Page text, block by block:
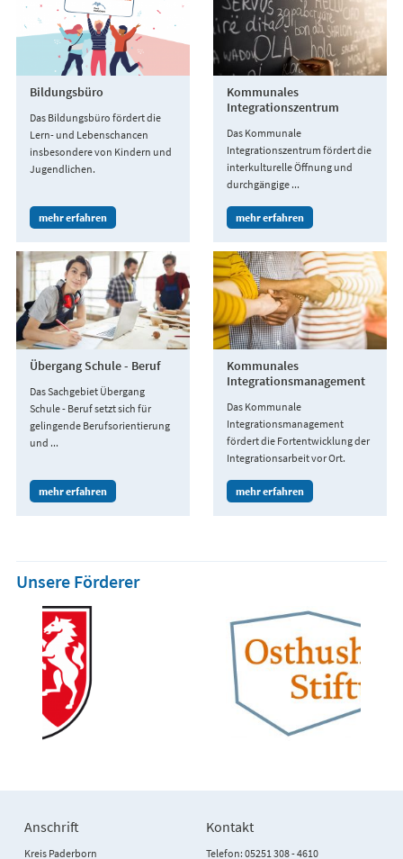
Bildungsbüro
Das Bildungsbüro fördert die
Lern- und Lebenschancen
insbesondere von Kindern und
Jugendlichen.
mehr erfahren
Kommunales
Integrationszentrum
Das Kommunale
Integrationszentrum fördert die
interkulturelle Öffnung und
durchgängige ...
mehr erfahren
Übergang Schule - Beruf
Das Sachgebiet Übergang
Schule - Beruf setzt sich für
gelingende Berufsorientierung
und ...
mehr erfahren
Kommunales
Integrationsmanagement
Das Kommunale
Integrationsmanagement
fördert die Fortentwicklung der
Integrationsarbeit vor Ort.
mehr erfahren
Unsere Förderer
Anschrift
Kreis Paderborn
Kontakt
Telefon: 05251 308 - 4610